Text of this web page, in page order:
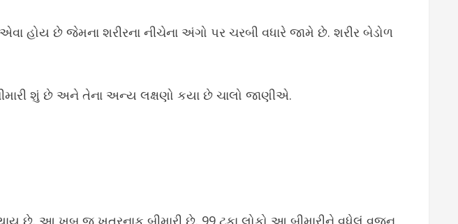
હોય છે જેમના શરીરના નીચેના અંગો પર ચરબી વધારે જામે છે. શરીર બેડોળ
શું છે અને તેના અન્ય લક્ષણો કયા છે ચાલો જાણીએ.